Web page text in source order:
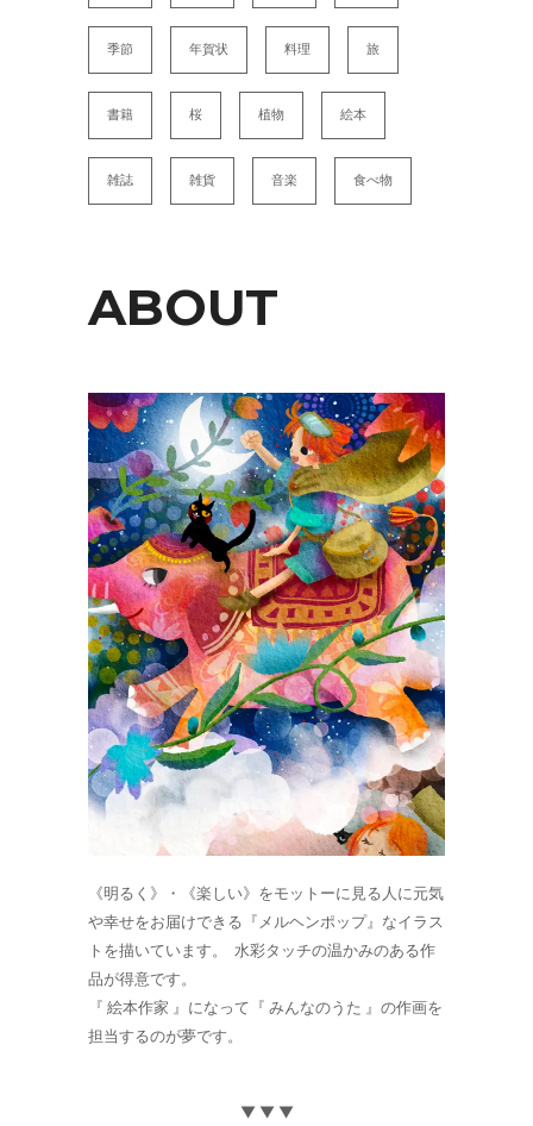
季節 年賀状 料理 旅
書籍 桜 植物 絵本
雑誌 雑貨 音楽 食べ物
ABOUT
《明るく》・《楽しい》をモットーに見る人に元気
や幸せをお届けできる『メルヘンポップ』なイラス
トを描いています。 水彩タッチの温かみのある作
品が得意です。
『 絵本作家 』になって『 みんなのうた 』の作画を
担当するのが夢です。
▼ ▼ ▼